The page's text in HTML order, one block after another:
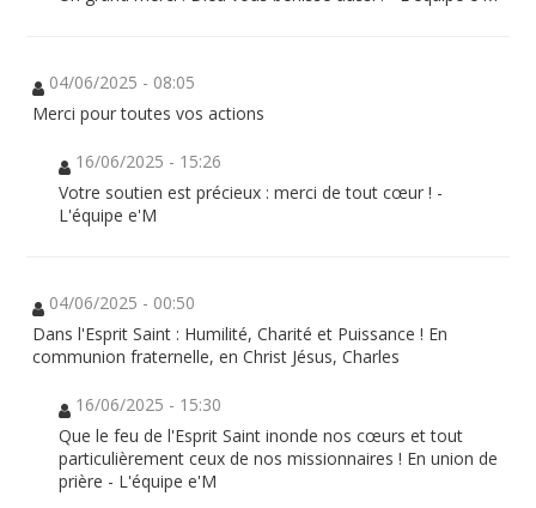
04/06/2025 - 08:05
Merci pour toutes vos actions
16/06/2025 - 15:26
Votre soutien est précieux : merci de tout cœur ! -
L'équipe e'M
04/06/2025 - 00:50
Dans l'Esprit Saint : Humilité, Charité et Puissance ! En
communion fraternelle, en Christ Jésus, Charles
16/06/2025 - 15:30
Que le feu de l'Esprit Saint inonde nos cœurs et tout
particulièrement ceux de nos missionnaires ! En union de
prière - L'équipe e'M